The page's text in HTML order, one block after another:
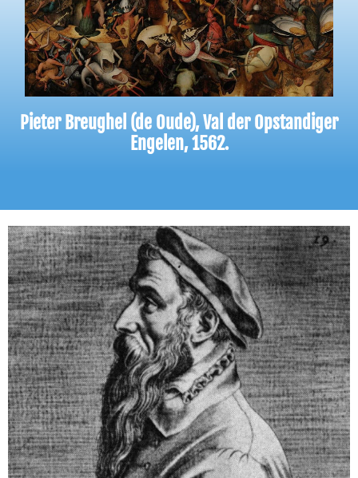
Pieter Breughel (de Oude), Val der Opstandiger
Engelen, 1562.